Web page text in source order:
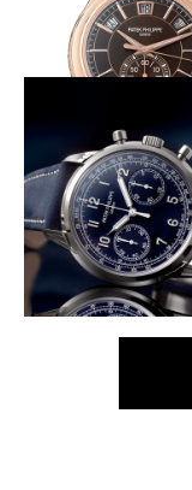
カラトラバ・ウィー
レンダー Ref.5212A
年次カレンダー搭載
ラフ Ref.5905
ネイビーで醸し出す気品
PATEK PHILIPPE
クロノグラフ